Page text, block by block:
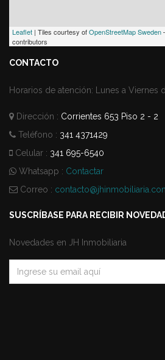
Leaflet | Tiles courtesy ofOpenStreetMap Sweden
contributors
CONTACTO
Horarios de atención: Lunes a Viernes
Dirección : Corrientes 653 Piso 2 - 2
Teléfono : 341 4371429
Celular : 341 695-6540
Whatsapp : Contactar
Correo :
SUSCRÍBASE PARA RECIBIR
Novedades en JH Inmobiliaria
Email
address
Correo